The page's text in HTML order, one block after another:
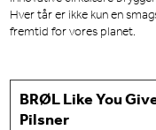
Hver tår er ikke kun en
fremtid for vores planet.
BRØL Like You
Pilsner